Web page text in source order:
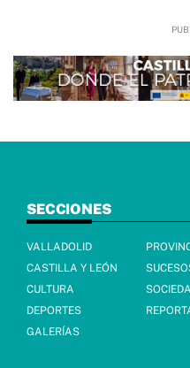
SECCIONES
VALLADOLID
CASTILLA Y LEÓN
CULTURA
DEPORTES
GALERÍAS